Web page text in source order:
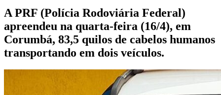
A PRF (Polícia Rodoviária Federal)
apreendeu na quarta-feira (16/4), em
Corumbá, 83,5 quilos de cabelos humanos
transportando em dois veículos.